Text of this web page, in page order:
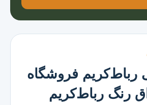
رباط‌کریم فروشگاه
رنگ رباط‌کریم